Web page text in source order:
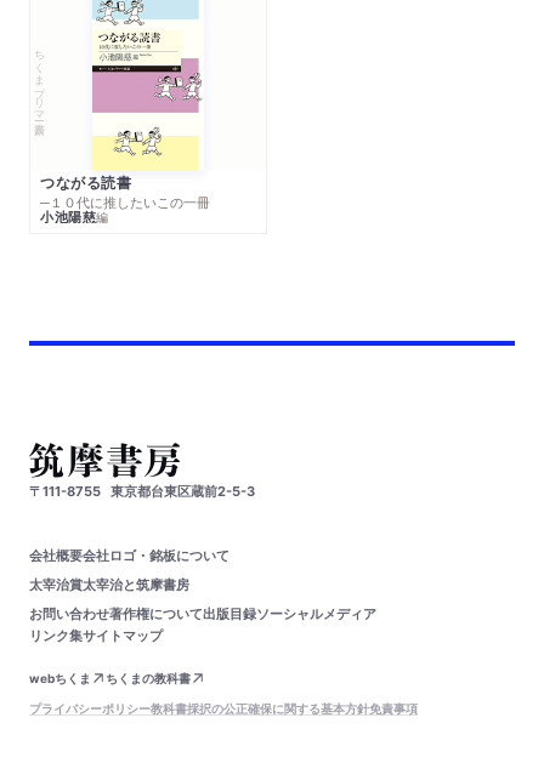
ちくまプリマー新書
つながる読書
─１０代に推したいこの一冊
小池陽慈編
〒111-8755 東京都台東区蔵前2-5-3
会社概要会社ロゴ・銘板について
太宰治賞太宰治と筑摩書房
お問い合わせ著作権について出版目録ソーシャルメディア
リンク集サイトマップ
webちくま
ちくまの教科書
プライバシーポリシー教科書採択の公正確保に関する基本方針免責事項